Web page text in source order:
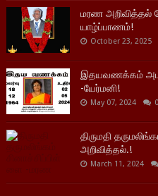
மரண அறிவித்தல்
யாழ்ப்பாணம்!
October 23, 2025
இதயவணக்கம்
-யேர்மனி!
May 07, 2024 0
திருமதி
அறிவித்தல்.!
March 11, 2024